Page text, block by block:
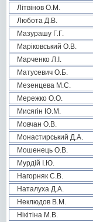
Літвінов О.М.
Любота Д.В.
Мазурашу Г.Г.
Маріковський О.В.
Марченко Л.І.
Матусевич О.Б.
Мезенцева М.С.
Мережко О.О.
Мисягін Ю.М.
Мовчан О.В.
Монастирський Д.А.
Мошенець О.В.
Мурдій І.Ю.
Нагорняк С.В.
Наталуха Д.А.
Неклюдов В.М.
Нікітіна М.В.